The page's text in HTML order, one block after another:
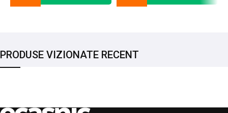
PRODUSE VIZIONATE RECENT